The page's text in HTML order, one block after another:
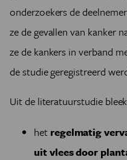
onderzoekers de
ze de gevallen van kanker
ze de kankers in verband
de studie geregistreerd
Uit de literatuurstudie
het regelmatig
uit vlees door